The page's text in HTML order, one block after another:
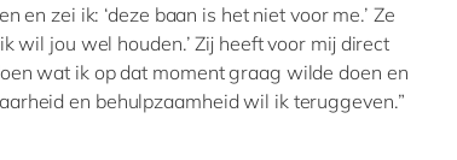
en zei ik: ‘deze baan is het niet voor me.’ Ze
wil jou wel houden.’ Zij heeft voor mij direct
wat ik op dat moment graag wilde doen en
en behulpzaamheid wil ik teruggeven.”